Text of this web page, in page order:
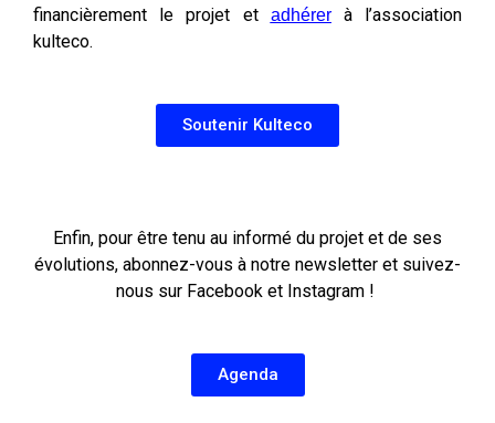
financièrement le projet et adhérerà l’association
kulteco.
Soutenir Kulteco
Enfin, pour être tenu au informé du projet et de ses
évolutions, abonnez-vous à notre newsletter et suivez-
nous sur Facebook et Instagram !
Agenda